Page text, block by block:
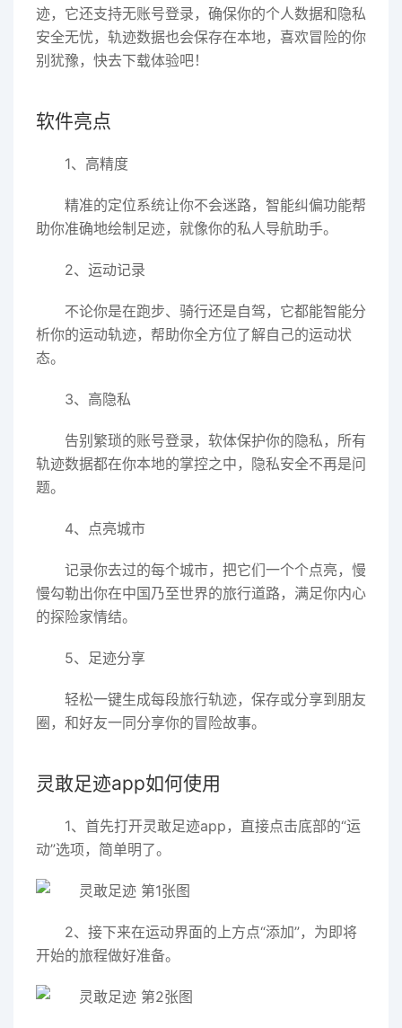
迹，它还支持无账号登录，确保你的个人数据和隐私
安全无忧，轨迹数据也会保存在本地，喜欢冒险的你
别犹豫，快去下载体验吧！
软件亮点
1、高精度
精准的定位系统让你不会迷路，智能纠偏功能帮
助你准确地绘制足迹，就像你的私人导航助手。
2、运动记录
不论你是在跑步、骑行还是自驾，它都能智能分
析你的运动轨迹，帮助你全方位了解自己的运动状
态。
3、高隐私
告别繁琐的账号登录，软体保护你的隐私，所有
轨迹数据都在你本地的掌控之中，隐私安全不再是问
题。
4、点亮城市
记录你去过的每个城市，把它们一个个点亮，慢
慢勾勒出你在中国乃至世界的旅行道路，满足你内心
的探险家情结。
5、足迹分享
轻松一键生成每段旅行轨迹，保存或分享到朋友
圈，和好友一同分享你的冒险故事。
灵敢足迹app如何使用
1、首先打开灵敢足迹app，直接点击底部的“运
动”选项，简单明了。
2、接下来在运动界面的上方点“添加”，为即将
开始的旅程做好准备。